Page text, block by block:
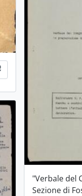
Ajouter au presse-
"Verbale del
Sezione di